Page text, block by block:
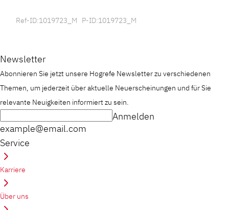
Ref-ID:1019723_M P-ID:1019723_M
Newsletter
Abonnieren Sie jetzt unsere Hogrefe Newsletter zu verschiedenen
Themen, um jederzeit über aktuelle Neuerscheinungen und für Sie
relevante Neuigkeiten informiert zu sein.
example@email.com
Anmelden
Service
Karriere
Über uns